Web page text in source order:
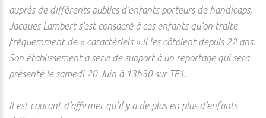
auprès de différents publics d’enfants porteurs de handicaps,
Jacques Lambert s’est consacré à ces enfants qu’on traite
fréquemment de « caractériels ».Il les côtoient depuis 22 ans.
Son établissement a servi de support à un reportage qui sera
présenté le samedi 20 Juin à 13h30 sur TF1.
Il est courant d’affirmer qu’il y a de plus en plus d’enfants